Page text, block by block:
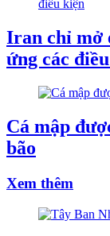
Iran chỉ mở
ứng các
Cá mập
bão
Xem thêm